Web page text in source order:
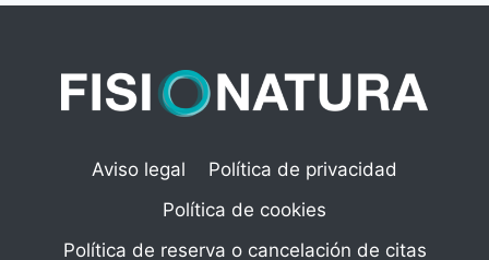
Aviso legal
Política de privacidad
Política de cookies
Política de reserva o cancelación de citas